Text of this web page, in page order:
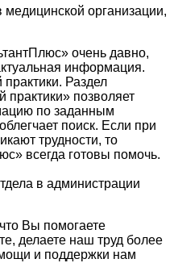
организации,
очень давно,
информация.
Раздел
позволяет
по заданным
поиск. Если при
трудности, то
всегда готовы помочь.
в администрации
Вы помогаете
делаете наш труд более
и поддержки нам